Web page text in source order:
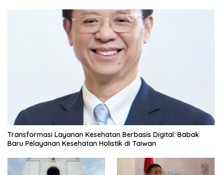
Transformasi Layanan Kesehatan Berbasis Digital: Babak
Baru Pelayanan Kesehatan Holistik di Taiwan